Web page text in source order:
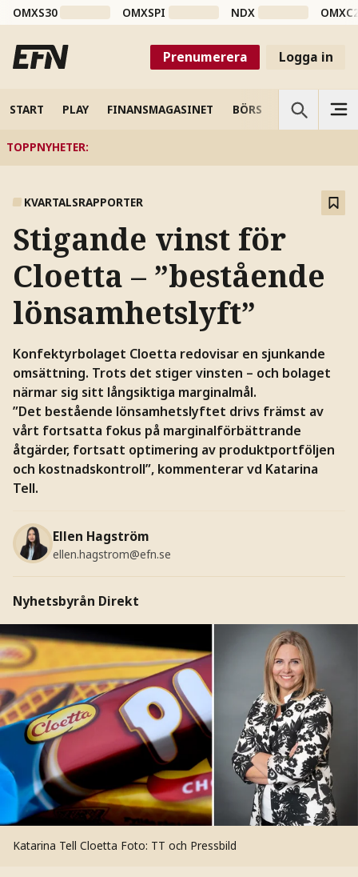
OMXS30 OMXSPI NDX
Prenumerera Logga in
START PLAY FINANSMAGASINET BÖRS VETENSKAP
TOPPNYHETER:
KVARTALSRAPPORTER
Stigande vinst för
Cloetta – ”bestående
lönsamhetslyft”
Konfektyrbolaget Cloetta redovisar en sjunkande
omsättning. Trots det stiger vinsten – och bolaget
närmar sig sitt långsiktiga marginalmål.
”Det bestående lönsamhetslyftet drivs främst av
vårt fortsatta fokus på marginalförbättrande
åtgärder, fortsatt optimering av produktportföljen
och kostnadskontroll”, kommenterar vd Katarina
Tell.
Ellen Hagström
ellen.hagstrom@efn.se
Nyhetsbyrån Direkt
Katarina Tell Cloetta Foto: TT och Pressbild